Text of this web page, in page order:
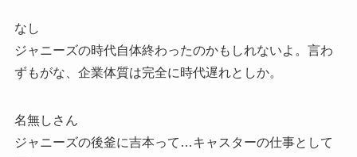
なし
ジャニーズの時代自体終わったのかもしれないよ。言わ
ずもがな、企業体質は完全に時代遅れとしか。
名無しさん
ジャニーズの後釜に吉本って…キャスターの仕事として